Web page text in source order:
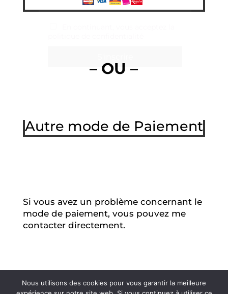
– OU –
Autre mode de Paiement
Si vous avez un problème concernant le
mode de paiement, vous pouvez me
contacter directement.
Email
politique de confidentialité
Nous utilisons des cookies pour vous garantir la meilleure